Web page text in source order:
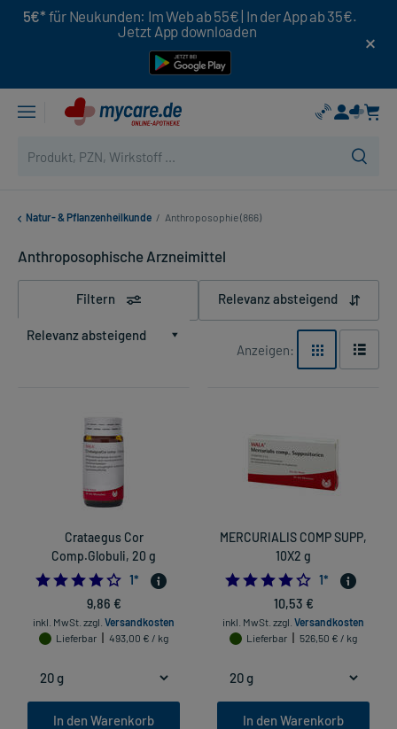
5€* für Neukunden: Im Web ab 55€ | In der App ab 35€.
Jetzt App downloaden
Natur- & Pflanzenheilkunde / Anthroposophie (866)
Anthroposophische Arzneimittel
Filtern Relevanz absteigend
Relevanz absteigend
Anzeigen:
Crataegus Cor
Comp.Globuli, 20 g
4.0
1*
9,86 €
inkl. MwSt. zzgl. Versandkosten
Lieferbar
493,00 € / kg
In den Warenkorb
MERCURIALIS COMP SUPP,
10X2 g
4.0
1*
10,53 €
inkl. MwSt. zzgl. Versandkosten
Lieferbar
526,50 € / kg
In den Warenkorb